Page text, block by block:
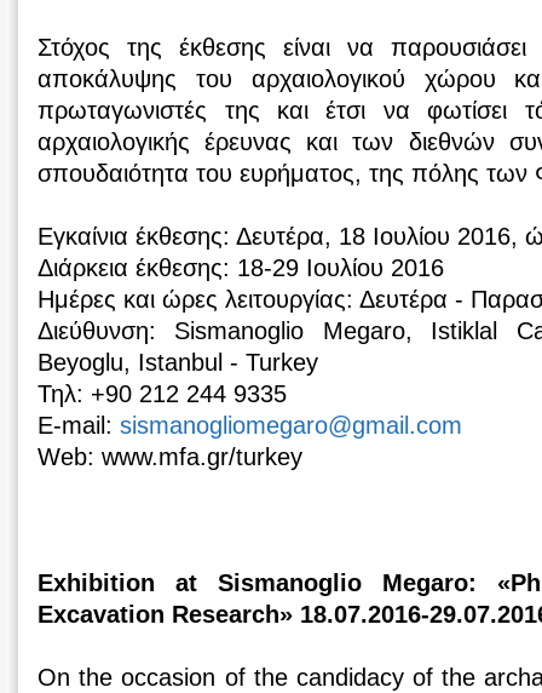
Στόχος της έκθεσης είναι να παρουσιάσει
αποκάλυψης του αρχαιολογικού χώρου
πρωταγωνιστές της και έτσι να φωτίσει
αρχαιολογικής έρευνας και των διεθνών
σπουδαιότητα του ευρήματος, της πόλης των
Εγκαίνια έκθεσης: Δευτέρα, 18 Ιουλίου 2016,
Διάρκεια έκθεσης: 18-29 Ιουλίου 2016
Ημέρες και ώρες λειτουργίας: Δευτέρα -
Διεύθυνση: Sismanoglio Megaro, Istiklal
Beyoglu, Istanbul - Turkey
Τηλ: +90 212 244 9335
E-mail:sismanogliomegaro@gmail.com
Web: www.mfa.gr/turkey
Exhibition at Sismanoglio Megaro:
Excavation Research» 18.07.2016-
On the occasion of the candidacy of the